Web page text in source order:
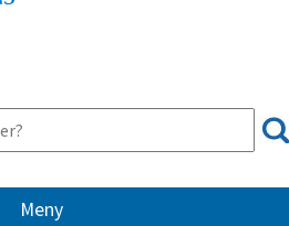
Meny